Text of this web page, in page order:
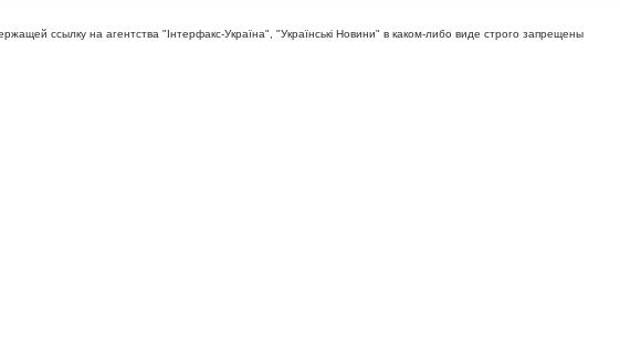
ссылку на агентства "Iнтерфакс-Україна", "Українськi Новини" в каком-либо виде строго запрещены